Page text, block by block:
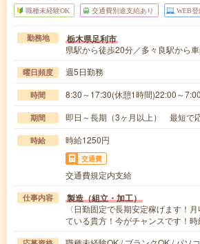
職種未経験OK 交通費別途支給あり WEB登
勤務地 栃木県足利市
県駅から徒歩20分／多々良駅から
曜日頻度 週5日勤務
時間 8:30～17:30(休憩1時間)22:00～
期間 即日～長期（3ヶ月以上） 最短で
時給 時給1250円
交通費
交通費規定内支給
仕事内容 製造（組立・加工）
〈日勤固定で長期安定稼げます！
ている貴方！今がチャンスです！